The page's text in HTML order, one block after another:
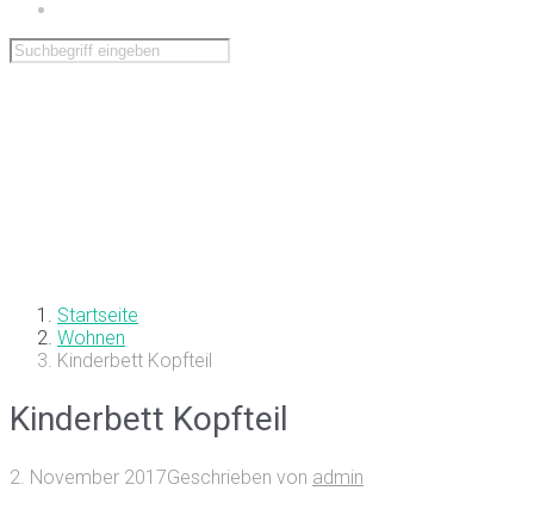
Startseite
Wohnen
Kinderbett Kopfteil
Kinderbett Kopfteil
2. November 2017Geschrieben von admin